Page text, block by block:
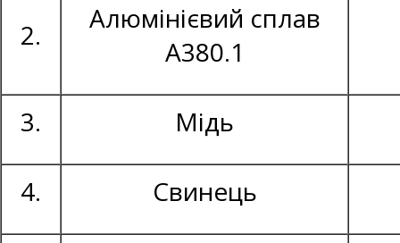
2.
Алюмінієвий сплав
А380.1
3. Мідь
4. Свинець